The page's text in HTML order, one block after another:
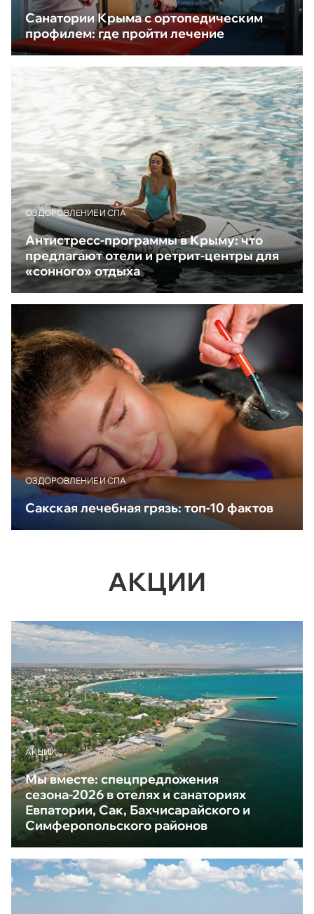
Санатории Крыма с ортопедическим
профилем: где пройти лечение
ОЗДОРОВЛЕНИЕ И СПА
Антистресс-программы в Крыму: что
предлагают отели и ретрит-центры для
«сонного» отдыха
ОЗДОРОВЛЕНИЕ И СПА
Сакская лечебная грязь: топ-10 фактов
АКЦИИ
АКЦИИ
Мы вместе: спецпредложения
сезона-2026 в отелях и санаториях
Евпатории, Сак, Бахчисарайского и
Симферопольского районов